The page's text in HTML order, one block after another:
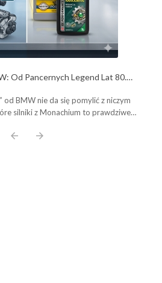
Od Pancernych Legend Lat 80.
od BMW nie da się pomylić z niczym
silniki z Monachium to prawdziwe,
arrow_back arrow_forward